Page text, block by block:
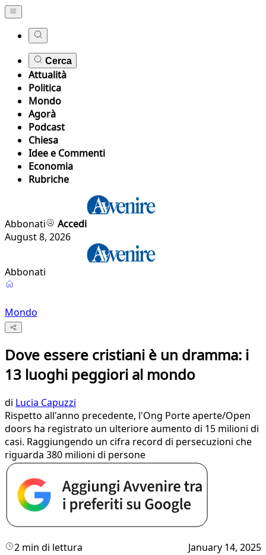
Cerca
Attualità
Politica
Mondo
Agorà
Podcast
Chiesa
Idee e Commenti
Economia
Rubriche
Abbonati
Accedi
August 8, 2026
Abbonati
Mondo
Dove essere cristiani è un dramma: i
13 luoghi peggiori al mondo
di Lucia Capuzzi
Rispetto all'anno precedente, l'Ong Porte aperte/Open
doors ha registrato un ulteriore aumento di 15 milioni di
casi. Raggiungendo un cifra record di persecuzioni che
riguarda 380 milioni di persone
2 min di lettura January 14, 2025